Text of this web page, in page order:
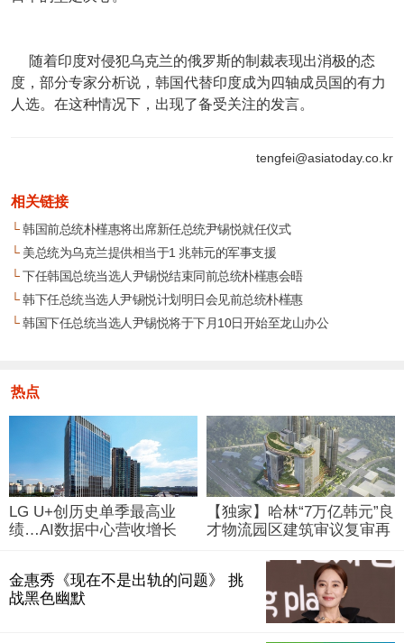
随着印度对侵犯乌克兰的俄罗斯的制裁表现出消极的态
度，部分专家分析说，韩国代替印度成为四轴成员国的有力
人选。在这种情况下，出现了备受关注的发言。
tengfei@asiatoday.co.kr
相关链接
└韩国前总统朴槿惠将出席新任总统尹锡悦就任仪式
└美总统为乌克兰提供相当于1 兆韩元的军事支援
└下任韩国总统当选人尹锡悦结束同前总统朴槿惠会晤
└韩下任总统当选人尹锡悦计划明日会见前总统朴槿惠
└韩国下任总统当选人尹锡悦将于下月10日开始至龙山办公
热点
LG U+创历史单季最高业
绩…AI数据中心营收增长
【独家】哈林“7万亿韩元”良
才物流园区建筑审议复审再
金惠秀《现在不是出轨的问题》 挑
战黑色幽默